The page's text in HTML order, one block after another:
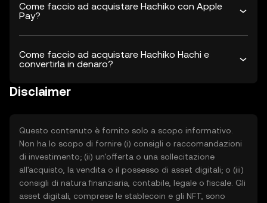
Come faccio ad acquistare Hachiko con Apple
Pay?
Come faccio ad acquistare Hachiko Hachi e
convertirla in denaro?
Disclaimer
Questo contenuto è fornito solo a scopo informativo.
Non ha lo scopo di fornire (i) consigli o raccomandazioni
di investimento; (ii) un'offerta o una sollecitazione
all'acquisto, la vendita o il possesso di asset digitali; o (iii)
consigli di natura finanziaria, contabile, legale o fiscale. Gli
asset digitali, comprese le stablecoin e gli NFT, sono